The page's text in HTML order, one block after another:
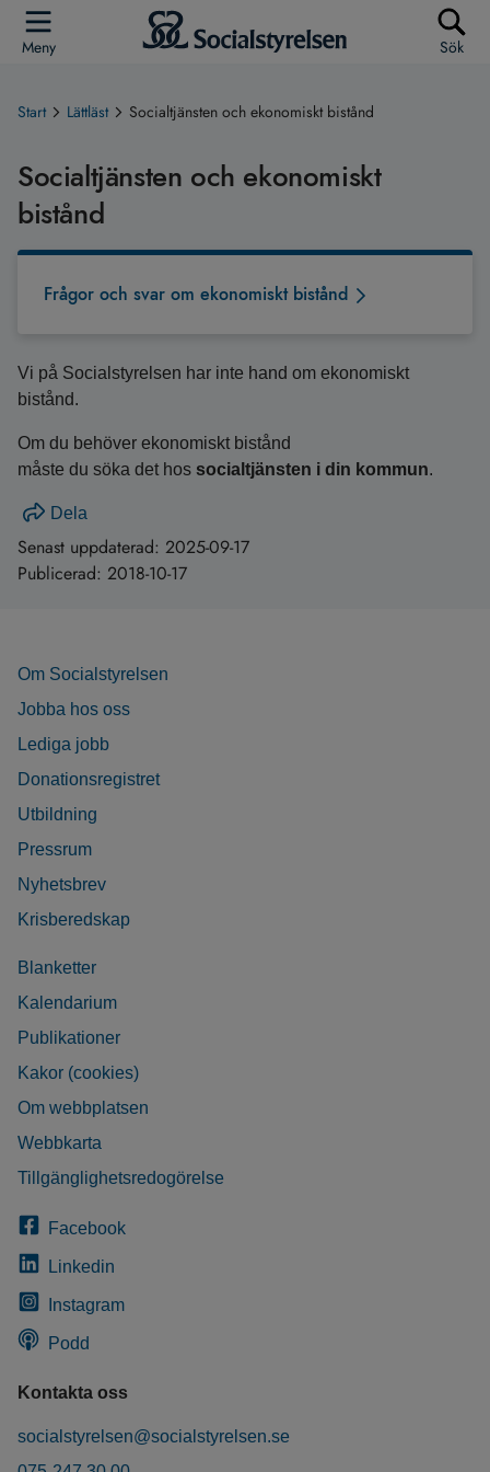
Meny Sök
Start Lättläst Socialtjänsten och ekonomiskt bistånd
Socialtjänsten och ekonomiskt
bistånd
Frågor och svar om ekonomiskt bistånd
Vi på Socialstyrelsen har inte hand om ekonomiskt
bistånd.
Om du behöver ekonomiskt bistånd
måste du söka det hos socialtjänsten i din kommun.
Dela
Senast uppdaterad: 2025-09-17
Publicerad: 2018-10-17
Om Socialstyrelsen
Jobba hos oss
Lediga jobb
Donationsregistret
Utbildning
Pressrum
Nyhetsbrev
Krisberedskap
Blanketter
Kalendarium
Publikationer
Kakor (cookies)
Om webbplatsen
Webbkarta
Tillgänglighetsredogörelse
Facebook
Linkedin
Instagram
Podd
Kontakta oss
socialstyrelsen@socialstyrelsen.se